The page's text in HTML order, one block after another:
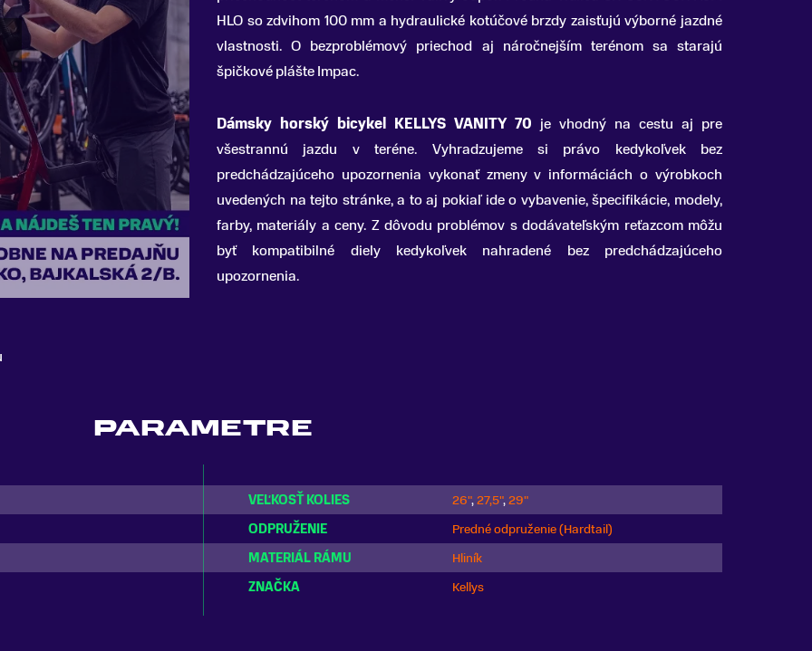
HLO so zdvihom 100 mm a hydraulické kotúčové brzdy zaisťujú výborné jazdné
vlastnosti. O bezproblémový priechod aj náročnejším terénom sa starajú
špičkové plášte Impac.
Dámsky horský bicykel KELLYS VANITY 70 je vhodný na cestu aj pre
všestrannú jazdu v teréne. Vyhradzujeme si právo kedykoľvek bez
predchádzajúceho upozornenia vykonať zmeny v informáciách o výrobkoch
uvedených na tejto stránke, a to aj pokiaľ ide o vybavenie, špecifikácie, modely,
farby, materiály a ceny. Z dôvodu problémov s dodávateľským reťazcom môžu
byť kompatibilné diely kedykoľvek nahradené bez predchádzajúceho
upozornenia.
PARAMETRE
VEĽKOSŤ KOLIES 26",27,5",29"
ODPRUŽENIE
Predné odpruženie (Hardtail)
MATERIÁL RÁMU
Hliník
ZNAČKA Kellys